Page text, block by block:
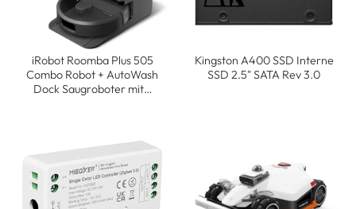
iRobot Roomba Plus 505
Combo Robot + AutoWash
Dock Saugroboter mit…
Kingston A400 SSD Interne
SSD 2.5" SATA Rev 3.0